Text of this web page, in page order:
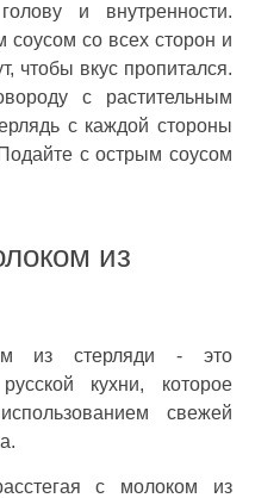
и внутренности.
со всех сторон и
чтобы вкус пропитался.
с растительным
с каждой стороны
с острым соусом
из
из стерляди - это
кухни, которое
свежей
с молоком из